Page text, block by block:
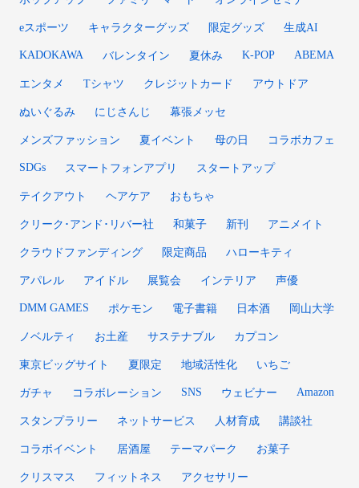
eスポーツ キャラクターグッズ 限定グッズ 生成AI
KADOKAWA バレンタイン 夏休み K-POP ABEMA
エンタメ Tシャツ クレジットカード アウトドア
ぬいぐるみ にじさんじ 幕張メッセ
メンズファッション 夏イベント 母の日 コラボカフェ
SDGs スマートフォンアプリ スタートアップ
テイクアウト ヘアケア おもちゃ
クリーク･アンド･リバー社 和菓子 新刊 アニメイト
クラウドファンディング 限定商品 ハローキティ
アパレル アイドル 展覧会 インテリア 声優
DMM GAMES ポケモン 電子書籍 日本酒 岡山大学
ノベルティ お土産 サステナブル カプコン
東京ビッグサイト 夏限定 地域活性化 いちご
ガチャ コラボレーション SNS ウェビナー Amazon
スタンプラリー ネットサービス 人材育成 講談社
コラボイベント 居酒屋 テーマパーク お菓子
クリスマス フィットネス アクセサリー